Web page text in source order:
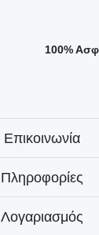
100%
Επικοινωνία